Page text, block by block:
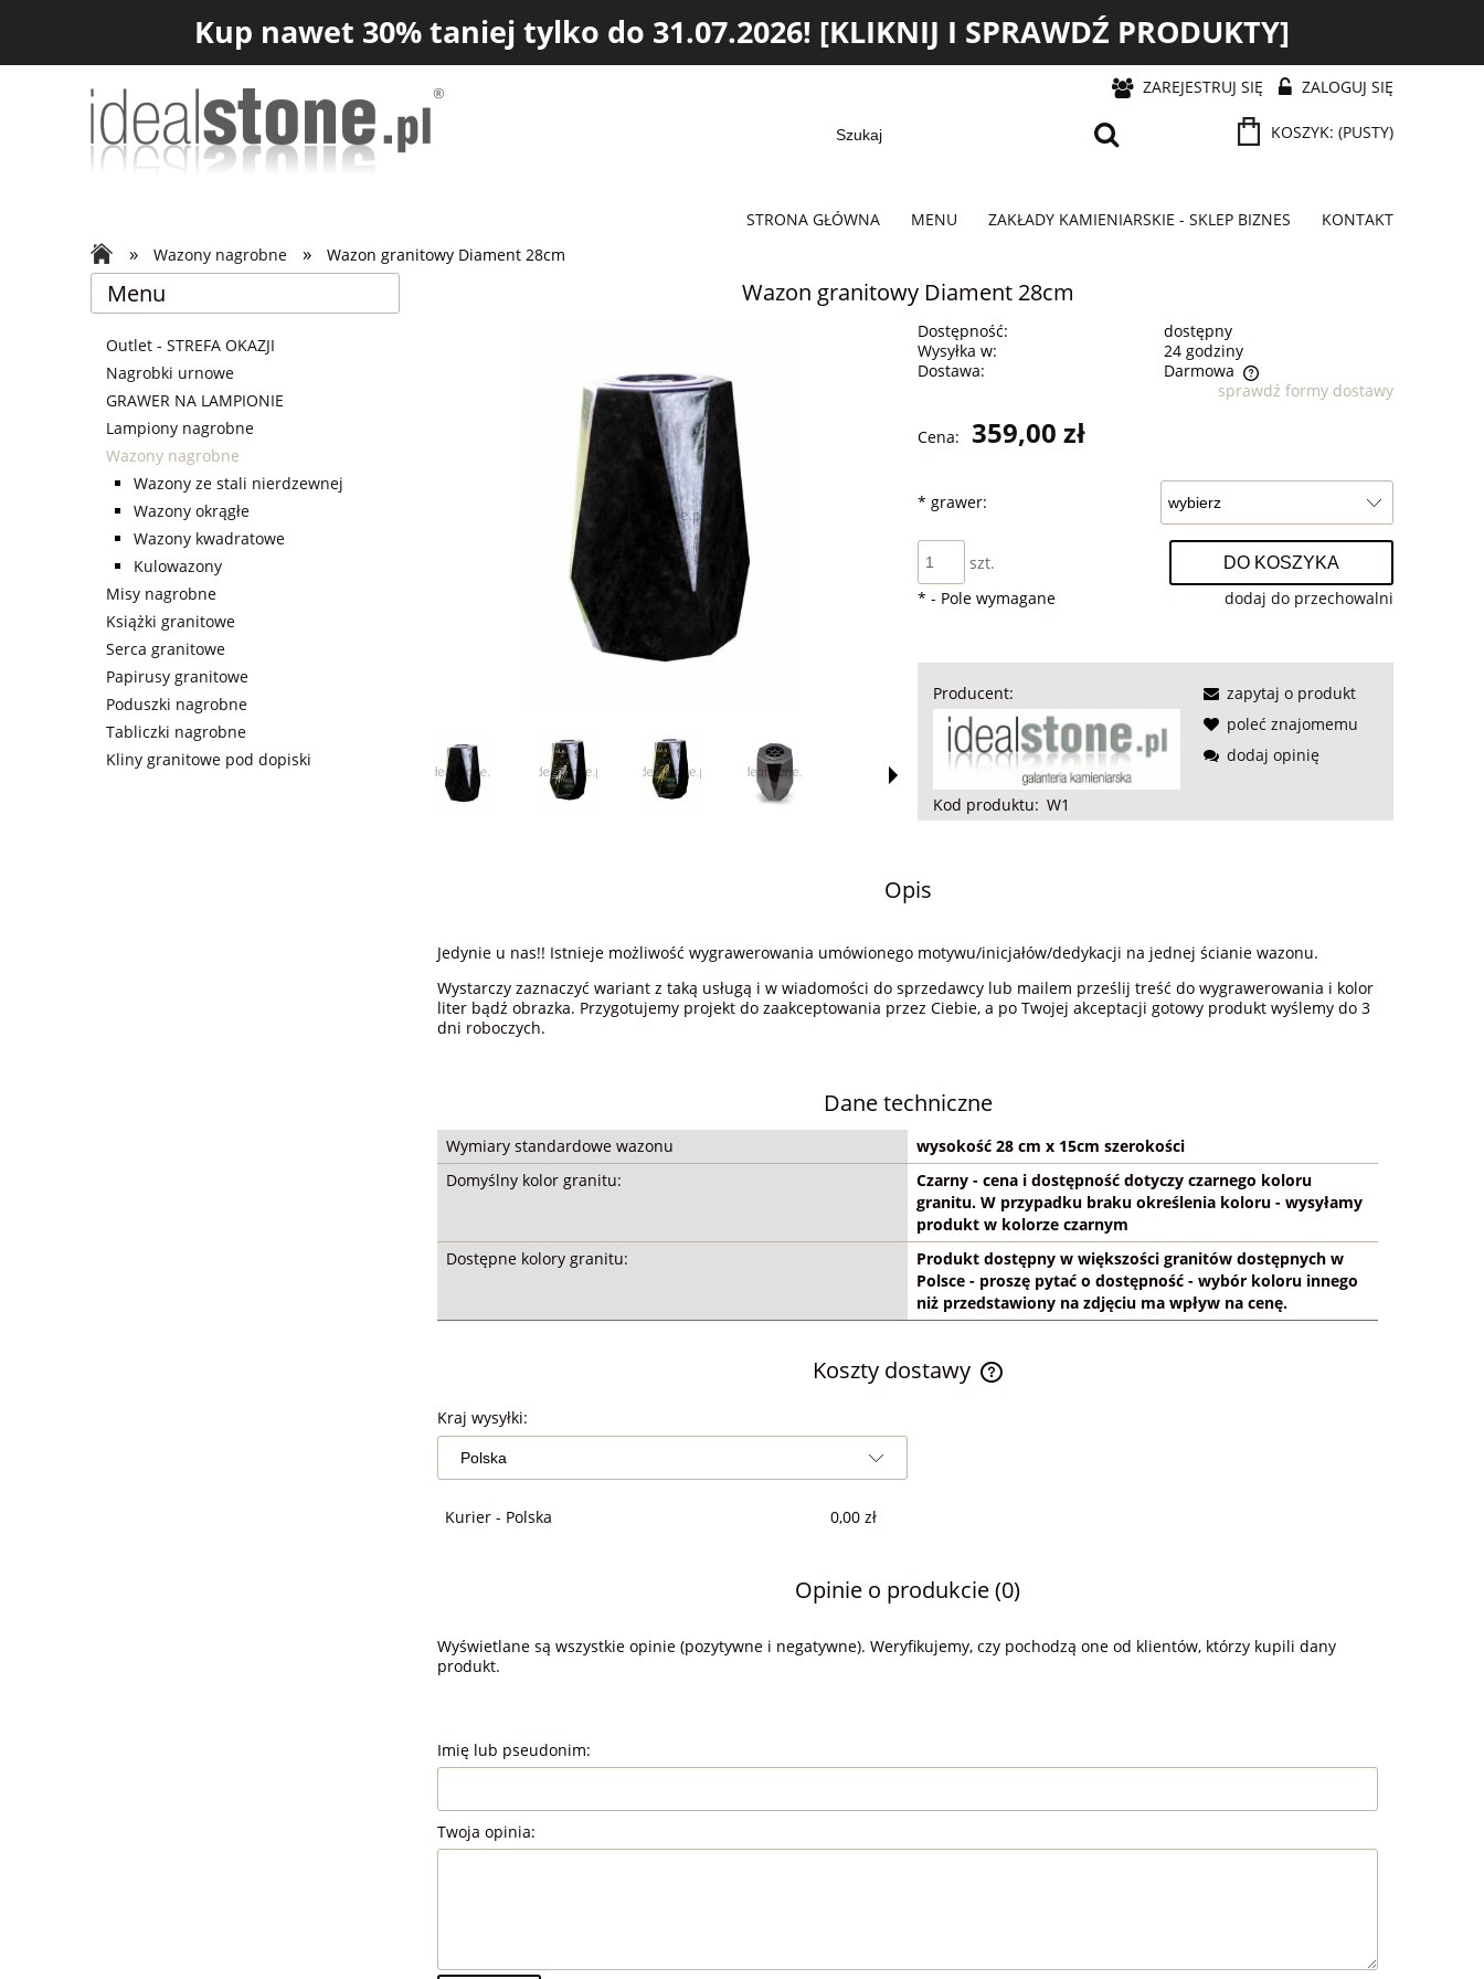
Kup nawet 30% taniej tylko do 31.07.2026! [KLIKNIJ I SPRAWDŹ PRODUKTY]
ZAREJESTRUJ SIĘ ZALOGUJ SIĘ
KOSZYK: (PUSTY)
STRONA GŁÓWNA MENU ZAKŁADY KAMIENIARSKIE - SKLEP BIZNES KONTAKT
» Wazony nagrobne » Wazon granitowy Diament 28cm
Menu
Outlet - STREFA OKAZJI
Nagrobki urnowe
GRAWER NA LAMPIONIE
Lampiony nagrobne
Wazony nagrobne
Wazony ze stali nierdzewnej
Wazony okrągłe
Wazony kwadratowe
Kulowazony
Misy nagrobne
Książki granitowe
Serca granitowe
Papirusy granitowe
Poduszki nagrobne
Tabliczki nagrobne
Kliny granitowe pod dopiski
Wazon granitowy Diament 28cm
Dostępność:
dostępny
Wysyłka w:
24 godziny
Dostawa:
Darmowa
Cena nie zawiera ewentualnych kosztów
płatności
sprawdź formy dostawy
Cena: 359,00 zł
* grawer:
szt. DO KOSZYKA
dodaj do przechowalni
* - Pole wymagane
Producent:
Kod produktu: W1
zapytaj o produkt
poleć znajomemu
dodaj opinię
Opis
Jedynie u nas!! Istnieje możliwość wygrawerowania umówionego motywu/inicjałów/dedykacji na jednej ścianie wazonu.
Wystarczy zaznaczyć wariant z taką usługą i w wiadomości do sprzedawcy lub mailem prześlij treść do wygrawerowania i kolor
liter bądź obrazka. Przygotujemy projekt do zaakceptowania przez Ciebie, a po Twojej akceptacji gotowy produkt wyślemy do 3
dni roboczych.
Dane techniczne
Wymiary standardowe wazonu
wysokość 28 cm x 15cm szerokości
Domyślny kolor granitu:
Czarny - cena i dostępność dotyczy czarnego koloru
granitu. W przypadku braku określenia koloru - wysyłamy
produkt w kolorze czarnym
Dostępne kolory granitu:
Produkt dostępny w większości granitów dostępnych w
Polsce - proszę pytać o dostępność - wybór koloru innego
niż przedstawiony na zdjęciu ma wpływ na cenę.
Koszty dostawy
Kraj wysyłki:
Kurier - Polska 0,00 zł
Opinie o produkcie (0)
Wyświetlane są wszystkie opinie (pozytywne i negatywne). Weryfikujemy, czy pochodzą one od klientów, którzy kupili dany
produkt.
Imię lub pseudonim:
Twoja opinia: